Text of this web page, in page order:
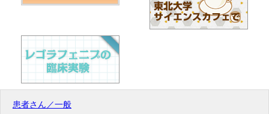
患者さん／一般